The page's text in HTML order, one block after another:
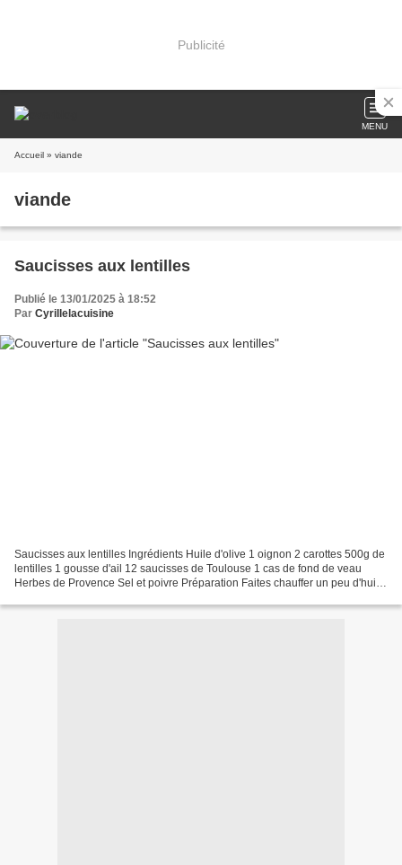
Publicité
MENU
Accueil » viande
viande
Saucisses aux lentilles
Publié le 13/01/2025 à 18:52
Par Cyrillelacuisine
Saucisses aux lentilles Ingrédients Huile d'olive 1 oignon 2 carottes 500g de
lentilles 1 gousse d'ail 12 saucisses de Toulouse 1 cas de fond de veau
Herbes de Provence Sel et poivre Préparation Faites chauffer un peu d'huile